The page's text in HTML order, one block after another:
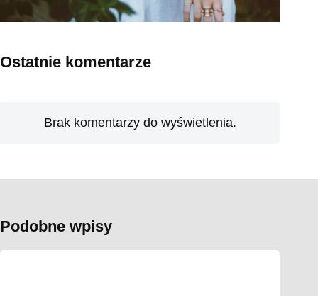
Ostatnie komentarze
Brak komentarzy do wyświetlenia.
Podobne wpisy